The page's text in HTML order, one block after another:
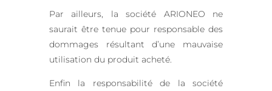
Par ailleurs, la société ARIONEO ne
saurait être tenue pour responsable des
dommages résultant d’une mauvaise
utilisation du produit acheté.
Enfin la responsabilité de la société